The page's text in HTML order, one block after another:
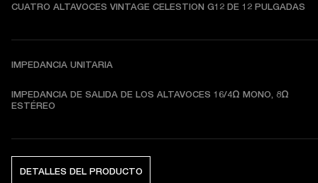
CUATRO ALTAVOCES VINTAGE CELESTION G12 DE 12 PULGADAS
IMPEDANCIA UNITARIA
IMPEDANCIA DE SALIDA DE LOS ALTAVOCES 16/4Ω MONO, 8Ω
ESTÉREO
DETALLES DEL PRODUCTO